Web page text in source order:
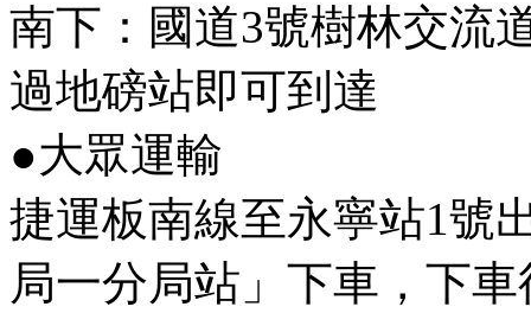
南下：國道3號樹林交流
過地磅站即可到達
●大眾運輸
捷運板南線至永寧站1號
局一分局站」下車，下